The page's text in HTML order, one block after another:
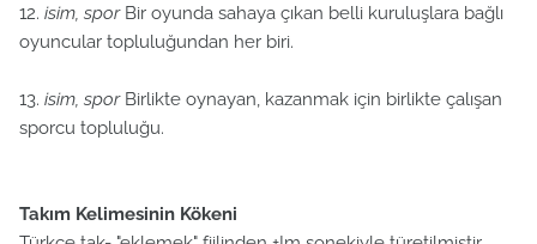
12. isim, sporBir oyunda sahaya çıkan belli kuruluşlara bağlı
oyuncular topluluğundan her biri.
13. isim, sporBirlikte oynayan, kazanmak için birlikte çalışan
sporcu topluluğu.
Takım Kelimesinin Kökeni